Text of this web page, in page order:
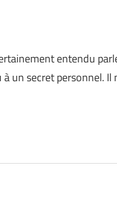
entendu
un secret personnel. Il